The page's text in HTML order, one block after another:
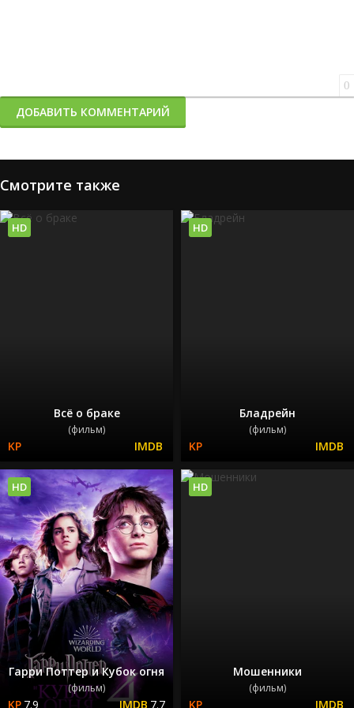
0
ДОБАВИТЬ КОММЕНТАРИЙ
Смотрите также
Всё о браке
(фильм)
HD
Бладрейн
(фильм)
HD
Гарри Поттер и Кубок огня
(фильм)
7.9 7.7
HD
Мошенники
(фильм)
HD